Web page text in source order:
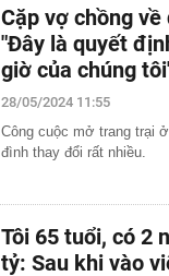
Cặp vợ chồng
"Đây là quyết
giờ của chúng
28/05/2024 11:55
Công cuộc mở trang trại
đình thay đổi rất nhiều.
Tôi 65 tuổi, có 2
tỷ: Sau khi vào